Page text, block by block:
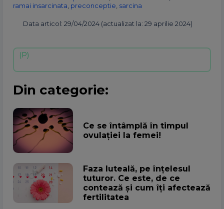
ramai insarcinata preconceptie sarcina
Data articol: 29/04/2024 (actualizat la: 29 aprilie 2024)
Din categorie:
Ce se întâmplă în timpul
ovulației la femei!
Faza luteală, pe înțelesul
tuturor. Ce este, de ce
contează și cum îți afectează
fertilitatea